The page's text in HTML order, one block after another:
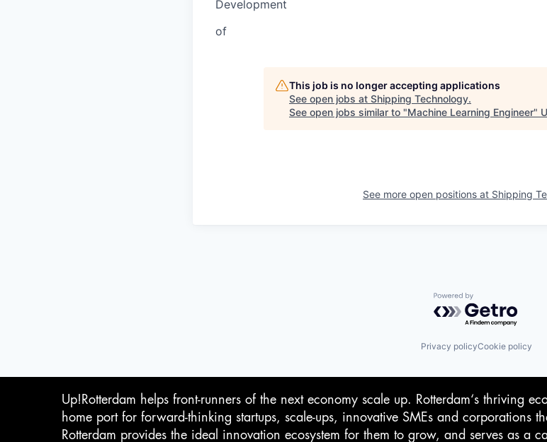
Development
of
This job is no longer accepting applications
See open jobs at Shipping Technology.
See open jobs similar to "Machine Learning Engineer"
See more open positions at Shipping
Powered by
Privacy policyCookie policy
Up!Rotterdam helps front-runners of the next economy scale up. Rotterdam‘s thriving
home port for forward-thinking startups, scale-ups, innovative SMEs and corporations
Rotterdam provides the ideal innovation ecosystem for them to grow, and serves as a